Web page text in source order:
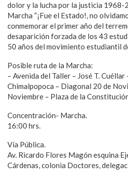
dolor y la lucha por la justicia 1968-
Marcha “¡Fue el Estado!, no
conmemorar el primer año del
desaparición forzada de los 43
50 años del movimiento estudiantil
Posible ruta de la Marcha:
– Avenida del Taller – José T.
Chimalpopoca – Diagonal 20 de
Noviembre – Plaza de la
Concentración- Marcha.
16:00 hrs.
Vía Pública.
Av. Ricardo Flores Magón esquina
Cárdenas, colonia Doctores,